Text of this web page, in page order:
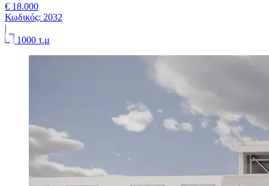
€ 18.000
Κωδικός: 2032
|
1000 τ.μ